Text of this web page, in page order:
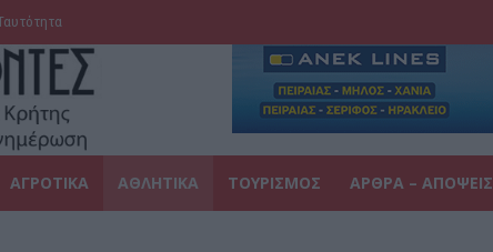
ΑΓΡΟΤΙΚΑ ΑΘΛΗΤΙΚΑ ΤΟΥΡΙΣΜΟΣ ΑΡΘΡΑ – ΑΠΟΨΕΙΣ